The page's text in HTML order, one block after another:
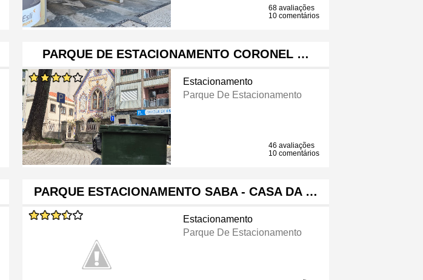
68 avaliações
10 comentários
PARQUE DE ESTACIONAMENTO CORONEL …
Estacionamento
Parque De Estacionamento
46 avaliações
10 comentários
PARQUE ESTACIONAMENTO SABA - CASA DA …
Estacionamento
Parque De Estacionamento